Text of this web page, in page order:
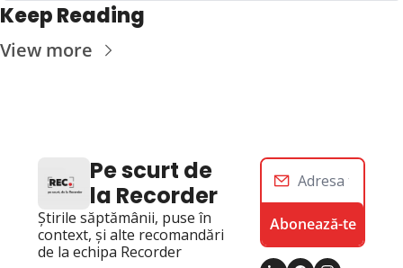
Keep Reading
View more
Pe scurt de
la Recorder
Știrile săptămânii, puse în
context, și alte recomandări
de la echipa Recorder
Abonează-te